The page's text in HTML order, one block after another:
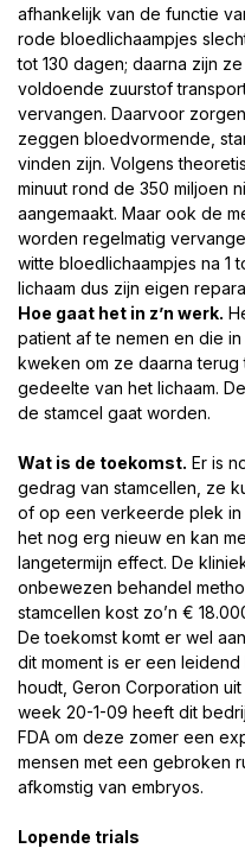
afhankelijk van de functie
rode bloedlichaampjes
tot 130 dagen; daarna zijn
voldoende zuurstof
vervangen. Daarvoor
zeggen bloedvormende,
vinden zijn. Volgens
minuut rond de 350 miljoen
aangemaakt. Maar ook de
worden regelmatig
witte bloedlichaampjes na 1
lichaam dus zijn eigen
Hoe gaat het in z’n werk.
patient af te nemen en die
kweken om ze daarna
gedeelte van het lichaam.
de stamcel gaat worden.
Wat is de toekomst. Er is
gedrag van stamcellen, ze
of op een verkeerde plek in
het nog erg nieuw en kan
langetermijn effect. De
onbewezen behandel
stamcellen kost zo’n €
De toekomst komt er wel
dit moment is er een
houdt, Geron Corporation
week 20-1-09 heeft dit
FDA om deze zomer een
mensen met een gebroken
afkomstig van embryos.
Lopende trials